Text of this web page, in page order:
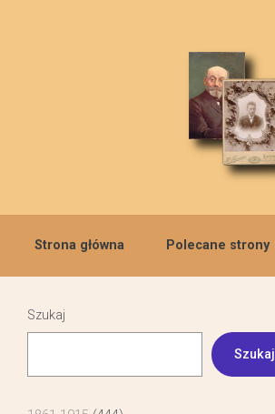
Strona główna Polecane strony
Szukaj
Szukaj